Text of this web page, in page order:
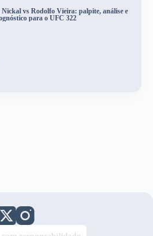
Nickal vs Rodolfo Vieira: palpite, análise e
para o UFC 322